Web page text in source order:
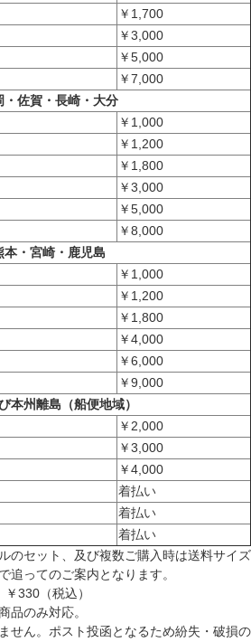
￥1,700
￥3,000
￥5,000
￥7,000
・佐賀・長崎・大分
￥1,000
￥1,200
￥1,800
￥3,000
￥5,000
￥8,000
本・宮崎・鹿児島
￥1,000
￥1,200
￥1,800
￥4,000
￥6,000
￥9,000
本州離島（船便地域）
￥2,000
￥3,000
￥4,000
着払い
着払い
着払い
のセット、及び複数ご購入時は送料サイズ
追ってのご案内となります。
330（税込）
品のみ対応。
せん。ポスト投函となるため紛失・破損の